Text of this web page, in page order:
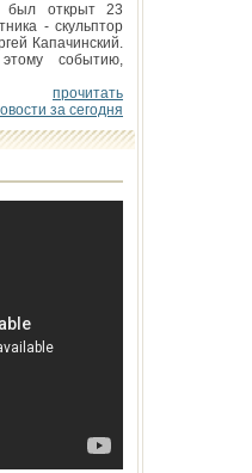
был открыт 23
- скульптор
Капачинский.
событию,
прочитать
за сегодня